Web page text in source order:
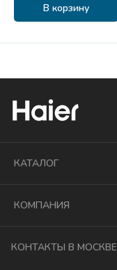
В корзину
КАТАЛОГ
КОМПАНИЯ
КОНТАКТЫ В МОСКВЕ